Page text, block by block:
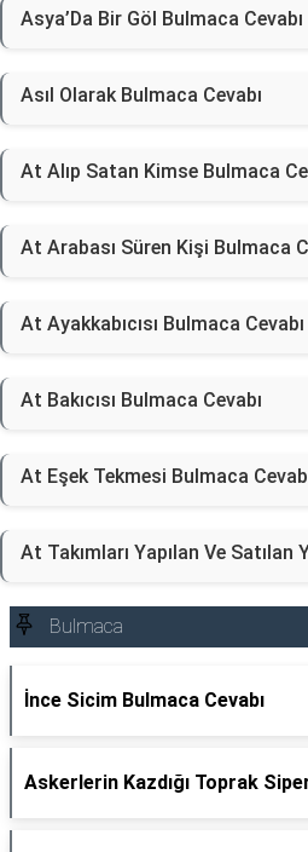
Asya’Da Bir Göl Bulmaca Cevabı
Asıl Olarak Bulmaca Cevabı
At Alıp Satan Kimse Bulmaca
At Arabası Süren Kişi Bulmaca
At Ayakkabıcısı Bulmaca Cevabı
At Bakıcısı Bulmaca Cevabı
At Eşek Tekmesi Bulmaca
At Takımları Yapılan Ve Satılan
Bulmaca
İnce Sicim Bulmaca Cevabı
Askerlerin Kazdığı Toprak